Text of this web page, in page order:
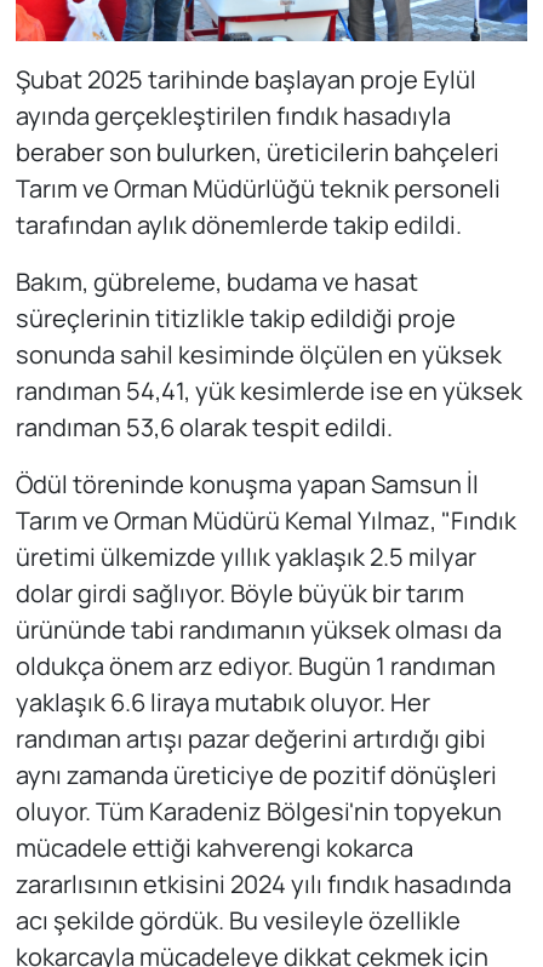
Şubat 2025 tarihinde başlayan proje Eylül
ayında gerçekleştirilen fındık hasadıyla
beraber son bulurken, üreticilerin bahçeleri
Tarım ve Orman Müdürlüğü teknik personeli
tarafından aylık dönemlerde takip edildi.
Bakım, gübreleme, budama ve hasat
süreçlerinin titizlikle takip edildiği proje
sonunda sahil kesiminde ölçülen en yüksek
randıman 54,41, yük kesimlerde ise en yüksek
randıman 53,6 olarak tespit edildi.
Ödül töreninde konuşma yapan Samsun İl
Tarım ve Orman Müdürü Kemal Yılmaz, "Fındık
üretimi ülkemizde yıllık yaklaşık 2.5 milyar
dolar girdi sağlıyor. Böyle büyük bir tarım
ürününde tabi randımanın yüksek olması da
oldukça önem arz ediyor. Bugün 1 randıman
yaklaşık 6.6 liraya mutabık oluyor. Her
randıman artışı pazar değerini artırdığı gibi
aynı zamanda üreticiye de pozitif dönüşleri
oluyor. Tüm Karadeniz Bölgesi'nin topyekun
mücadele ettiği kahverengi kokarca
zararlısının etkisini 2024 yılı fındık hasadında
acı şekilde gördük. Bu vesileyle özellikle
kokarcayla mücadeleye dikkat çekmek için